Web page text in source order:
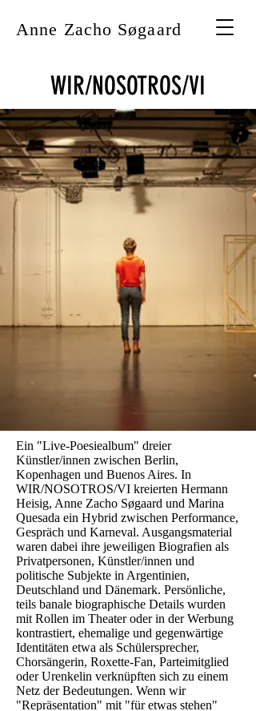
Anne Zacho Søgaard
WIR/NOSOTROS/VI
Ein "Live-Poesiealbum" dreier
Künstler/innen zwischen Berlin,
Kopenhagen und Buenos Aires. In
WIR/NOSOTROS/VI kreierten Hermann
Heisig, Anne Zacho Søgaard und Marina
Quesada ein Hybrid zwischen Performance,
Gespräch und Karneval. Ausgangsmaterial
waren dabei ihre jeweiligen Biografien als
Privatpersonen, Künstler/innen und
politische Subjekte in Argentinien,
Deutschland und Dänemark. Persönliche,
teils banale biographische Details wurden
mit Rollen im Theater oder in der Werbung
kontrastiert, ehemalige und gegenwärtige
Identitäten etwa als Schülersprecher,
Chorsängerin, Roxette-Fan, Parteimitglied
oder Urenkelin verknüpften sich zu einem
Netz der Bedeutungen. Wenn wir
"Repräsentation" mit "für etwas stehen"